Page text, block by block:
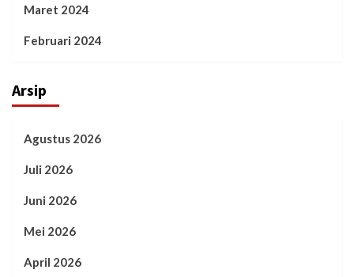
Maret 2024
Februari 2024
Arsip
Agustus 2026
Juli 2026
Juni 2026
Mei 2026
April 2026